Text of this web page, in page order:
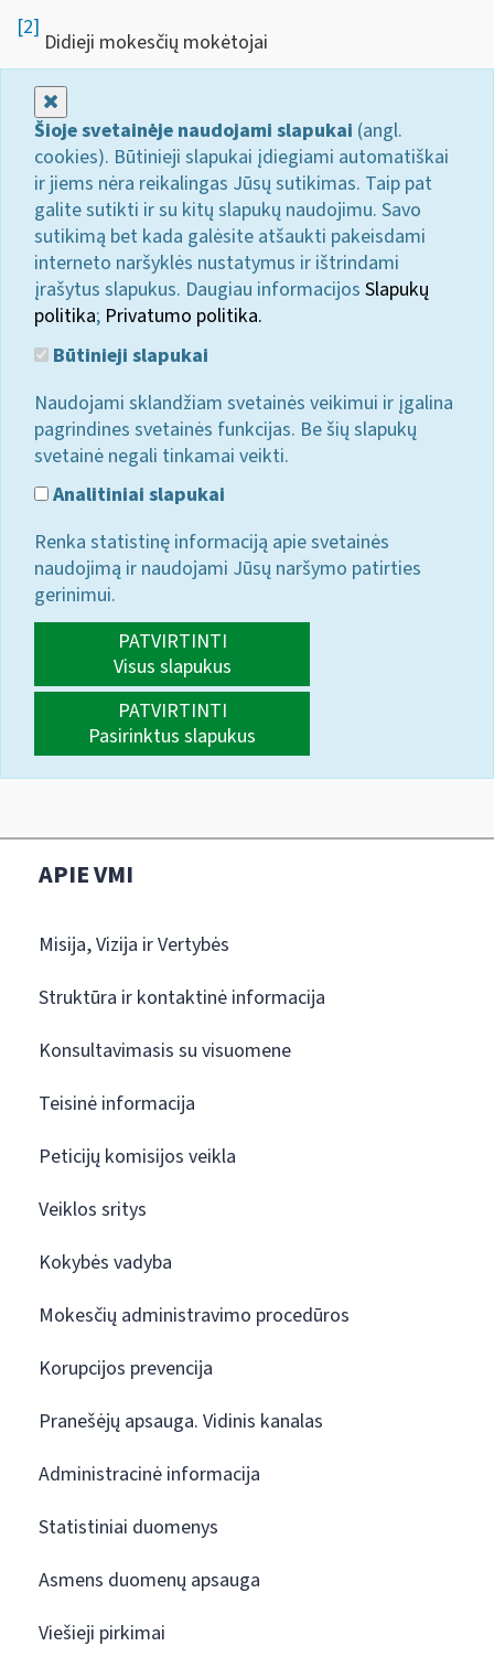
[2]
Didieji mokesčių mokėtojai
Šioje svetainėje naudojami slapukai (angl.
cookies). Būtinieji slapukai įdiegiami automatiškai
ir jiems nėra reikalingas Jūsų sutikimas. Taip pat
galite sutikti ir su kitų slapukų naudojimu. Savo
sutikimą bet kada galėsite atšaukti pakeisdami
interneto naršyklės nustatymus ir ištrindami
įrašytus slapukus. Daugiau informacijos Slapukų
politika; Privatumo politika.
Būtinieji slapukai
Naudojami sklandžiam svetainės veikimui ir įgalina
pagrindines svetainės funkcijas. Be šių slapukų
svetainė negali tinkamai veikti.
Analitiniai slapukai
Renka statistinę informaciją apie svetainės
naudojimą ir naudojami Jūsų naršymo patirties
gerinimui.
PATVIRTINTI
Visus slapukus
PATVIRTINTI
Pasirinktus slapukus
APIE VMI
Misija, Vizija ir Vertybės
Struktūra ir kontaktinė informacija
Konsultavimasis su visuomene
Teisinė informacija
Peticijų komisijos veikla
Veiklos sritys
Kokybės vadyba
Mokesčių administravimo procedūros
Korupcijos prevencija
Pranešėjų apsauga. Vidinis kanalas
Administracinė informacija
Statistiniai duomenys
Asmens duomenų apsauga
Viešieji pirkimai